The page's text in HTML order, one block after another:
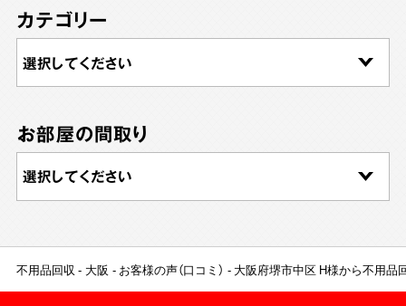
カテゴリー
お部屋の間取り
不用品回収 大阪 お客様の声（口コミ） 大阪府堺市中区 H様から不用品